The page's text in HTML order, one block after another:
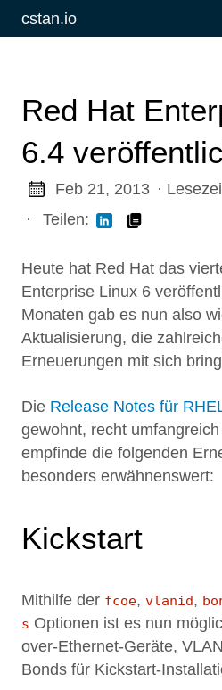
cstan.io
Red Hat
6.4
Feb 21, 2013 ·
·
Teilen:
Heute hat Red Hat das
Enterprise Linux 6
Monaten gab es nun also
Aktualisierung, die
Erneuerungen mit sich
Die Release Notes für
gewohnt, recht
empfinde die folgenden
besonders erwähnenswert:
Kickstart
Mithilfe der fcoe, vlanid,
s Optionen ist es nun
over-Ethernet-Geräte,
Bonds für Kickstart-